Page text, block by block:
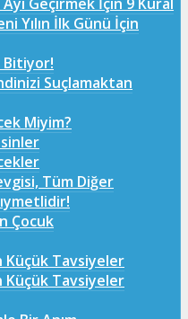
Yılın İlk Günü İçin
Bitiyor!
Suçlamaktan
Miyim?
Tüm Diğer
Çocuk
Küçük Tavsiyeler
Küçük Tavsiyeler